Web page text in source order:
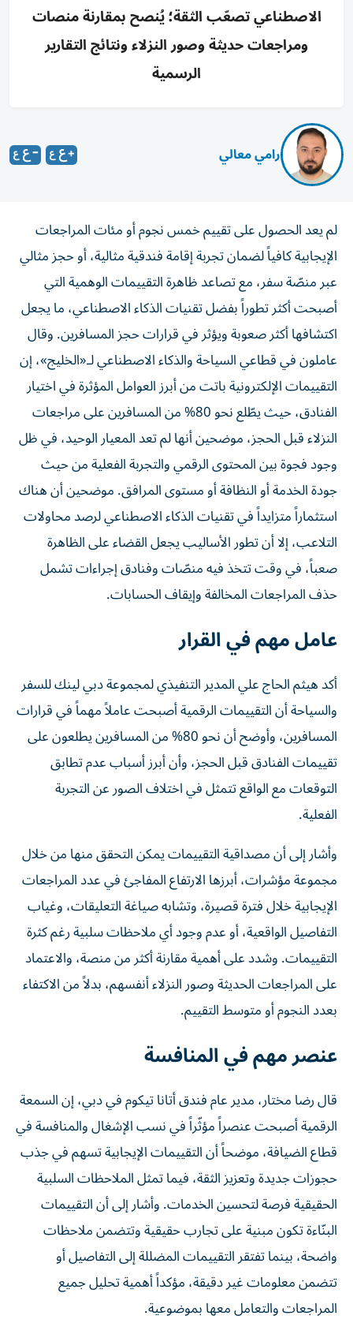
الاصطناعي تصعّب الثقة؛ يُنصح بمقارنة منصات
ومراجعات حديثة وصور النزلاء ونتائج التقارير
الرسمية
رامي معالي
لم يعد الحصول على تقييم خمس نجوم أو مئات المراجعات
الإيجابية كافياً لضمان تجربة إقامة فندقية مثالية، أو حجز مثالي
عبر منصّة سفر، مع تصاعد ظاهرة التقييمات الوهمية التي
أصبحت أكثر تطوراً بفضل تقنيات الذكاء الاصطناعي، ما يجعل
اكتشافها أكثر صعوبة ويؤثر في قرارات حجز المسافرين. وقال
عاملون في قطاعي السياحة والذكاء الاصطناعي لـ«الخليج»، إن
التقييمات الإلكترونية باتت من أبرز العوامل المؤثرة في اختيار
الفنادق، حيث يطّلع نحو 80% من المسافرين على مراجعات
النزلاء قبل الحجز، موضحين أنها لم تعد المعيار الوحيد، في ظل
وجود فجوة بين المحتوى الرقمي والتجربة الفعلية من حيث
جودة الخدمة أو النظافة أو مستوى المرافق. موضحين أن هناك
استثماراً متزايداً في تقنيات الذكاء الاصطناعي لرصد محاولات
التلاعب، إلا أن تطور الأساليب يجعل القضاء على الظاهرة
صعباً، في وقت تتخذ فيه منصّات وفنادق إجراءات تشمل
حذف المراجعات المخالفة وإيقاف الحسابات.
عامل مهم في القرار
أكد هيثم الحاج علي المدير التنفيذي لمجموعة دبي لينك للسفر
والسياحة أن التقييمات الرقمية أصبحت عاملاً مهماً في قرارات
المسافرين، وأوضح أن نحو 80% من المسافرين يطلعون على
تقييمات الفنادق قبل الحجز، وأن أبرز أسباب عدم تطابق
التوقعات مع الواقع تتمثل في اختلاف الصور عن التجربة
الفعلية.
وأشار إلى أن مصداقية التقييمات يمكن التحقق منها من خلال
مجموعة مؤشرات، أبرزها الارتفاع المفاجئ في عدد المراجعات
الإيجابية خلال فترة قصيرة، وتشابه صياغة التعليقات، وغياب
التفاصيل الواقعية، أو عدم وجود أي ملاحظات سلبية رغم كثرة
التقييمات. وشدد على أهمية مقارنة أكثر من منصة، والاعتماد
على المراجعات الحديثة وصور النزلاء أنفسهم، بدلاً من الاكتفاء
بعدد النجوم أو متوسط التقييم.
عنصر مهم في المنافسة
قال رضا مختار، مدير عام فندق أتانا تيكوم في دبي، إن السمعة
الرقمية أصبحت عنصراً مؤثّراً في نسب الإشغال والمنافسة في
قطاع الضيافة، موضحاً أن التقييمات الإيجابية تسهم في جذب
حجوزات جديدة وتعزيز الثقة، فيما تمثل الملاحظات السلبية
الحقيقية فرصة لتحسين الخدمات. وأشار إلى أن التقييمات
البنّاءة تكون مبنية على تجارب حقيقية وتتضمن ملاحظات
واضحة، بينما تفتقر التقييمات المضللة إلى التفاصيل أو
تتضمن معلومات غير دقيقة، مؤكداً أهمية تحليل جميع
المراجعات والتعامل معها بموضوعية.